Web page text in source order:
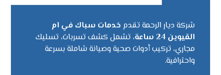
شركة ديار الرحمة تقدم خدمات سباك في ام
القيوين 24 ساعة
، تشمل كشف تسربات، تسليك
مجاري، تركيب أدوات صحية وصيانة شاملة بسرعة
واحترافية.